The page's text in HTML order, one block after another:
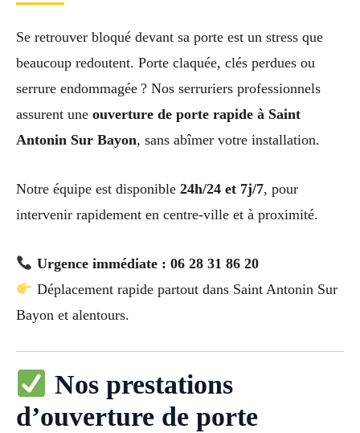
Se retrouver bloqué devant sa porte est un stress que
beaucoup redoutent. Porte claquée, clés perdues ou
serrure endommagée ? Nos serruriers professionnels
assurent une ouverture de porte rapide à Saint
Antonin Sur Bayon, sans abîmer votre installation.
Notre équipe est disponible 24h/24 et 7j/7, pour
intervenir rapidement en centre-ville et à proximité.
Urgence immédiate : 06 28 31 86 20
Déplacement rapide partout dans Saint Antonin Sur
Bayon et alentours.
Nos prestations
d’ouverture de porte